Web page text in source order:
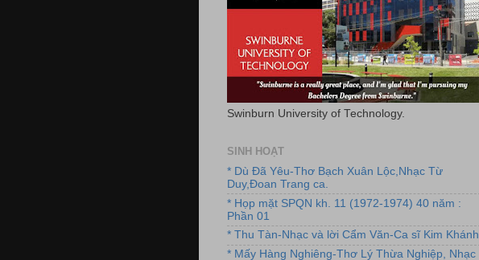
Swinburn University of Technology.
SINH HOẠT
* Dù Đã Yêu-Thơ Bạch Xuân Lộc,Nhạc Từ
Duy,Đoan Trang ca.
* Họp mặt SPQN kh. 11 (1972-1974) 40 năm :
Phần 01
* Thu Tàn-Nhạc và lời Cẩm Văn-Ca sĩ Kim Khánh
* Mấy Hàng Nghiêng-Thơ Lý Thừa Nghiệp, Nhạc